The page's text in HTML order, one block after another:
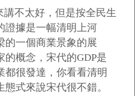
不太好，但是按全民生
證據是一幅清明上河
的一個商業景象的展
概念，宋代的GDP是
都很發達，你看看清明
式來說宋代很不錯。